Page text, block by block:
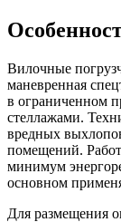
Вилочные
маневренная
в ограниченном
стеллажами.
вредных
помещений.
минимум
основном
Для размещения